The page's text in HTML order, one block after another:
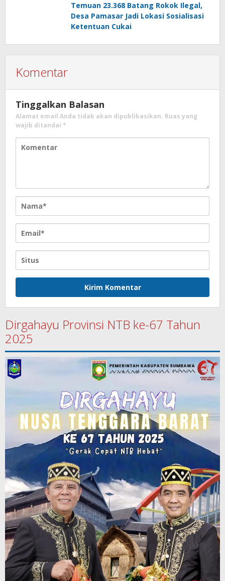
Temuan 23.368 Batang Rokok Ilegal,
Desa Pamasar Jadi Lokasi Sosialisasi
Ketentuan Cukai
Komentar
Tinggalkan Balasan
Alamat email Anda tidak akan dipublikasikan. Ruas yang
wajib ditandai *
Dirgahayu Provinsi NTB ke-67 Tahun
2025